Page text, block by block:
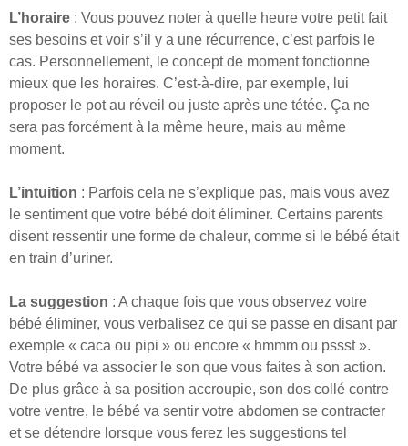
L’horaire : Vous pouvez noter à quelle heure votre petit fait
ses besoins et voir s’il y a une récurrence, c’est parfois le
cas. Personnellement, le concept de moment fonctionne
mieux que les horaires. C’est-à-dire, par exemple, lui
proposer le pot au réveil ou juste après une tétée. Ça ne
sera pas forcément à la même heure, mais au même
moment.
L’intuition : Parfois cela ne s’explique pas, mais vous avez
le sentiment que votre bébé doit éliminer. Certains parents
disent ressentir une forme de chaleur, comme si le bébé était
en train d’uriner.
La suggestion : A chaque fois que vous observez votre
bébé éliminer, vous verbalisez ce qui se passe en disant par
exemple « caca ou pipi » ou encore « hmmm ou pssst ».
Votre bébé va associer le son que vous faites à son action.
De plus grâce à sa position accroupie, son dos collé contre
votre ventre, le bébé va sentir votre abdomen se contracter
et se détendre lorsque vous ferez les suggestions tel